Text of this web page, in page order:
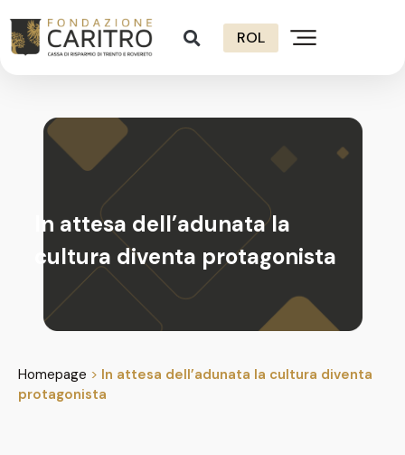
ROL
In attesa dell’adunata la
cultura diventa protagonista
Homepage > In attesa dell’adunata la cultura diventa
protagonista